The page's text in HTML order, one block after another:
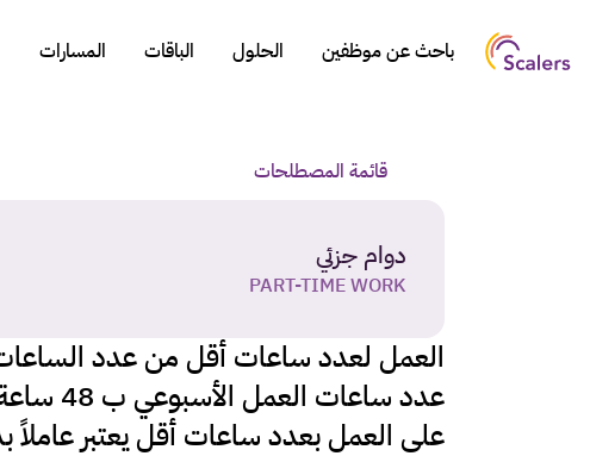
قائمة المصطلحات
دوام جزئي
PART-TIME WORK
المسارات الباقات الحلول باحث عن موظفين